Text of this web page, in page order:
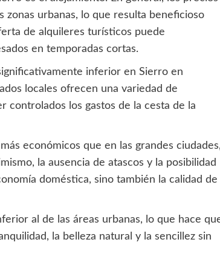
zonas urbanas, lo que resulta beneficioso
de alquileres turísticos puede
en temporadas cortas.
inferior en Sierro en
locales ofrecen una variedad de
controlados los gastos de la cesta de la
económicos que en las grandes ciudades,
la ausencia de atascos y la posibilidad
doméstica, sino también la calidad de
al de las áreas urbanas, lo que hace
la belleza natural y la sencillez sin